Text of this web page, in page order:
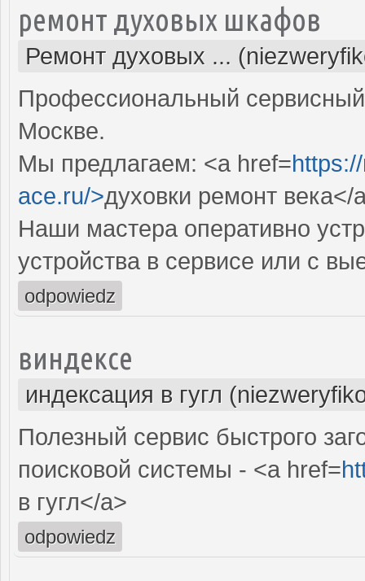
ремонт духовых шкафов
Ремонт духовых ...
Профессиональный
Москве.
Мы предлагаем: <a href=
ace.ru/>духовки ремонт века</
Наши мастера оперативно
устройства в сервисе или с
odpowiedz
виндексе
индексация в гугл
Полезный сервис быстрого
поисковой системы - <a href=
в гугл</a>
odpowiedz